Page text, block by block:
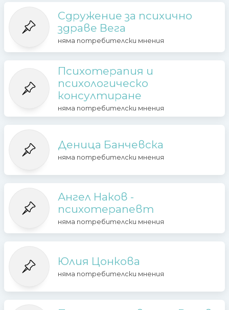
Сдружение за психично
здраве Вега
няма потребителски мнения
Психотерапия и
психологическо
консултиране
няма потребителски мнения
Деница Банчевска
няма потребителски мнения
Ангел Наков -
психотерапевт
няма потребителски мнения
Юлия Цонкова
няма потребителски мнения